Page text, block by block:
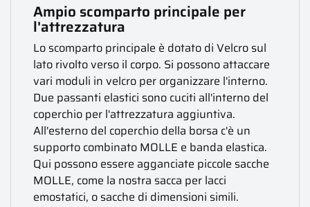
Ampio scomparto principale per
l'attrezzatura
Lo scomparto principale è dotato di Velcro sul
lato rivolto verso il corpo. Si possono attaccare
vari moduli in velcro per organizzare l'interno.
Due passanti elastici sono cuciti all'interno del
coperchio per l'attrezzatura aggiuntiva.
All'esterno del coperchio della borsa c'è un
supporto combinato MOLLE e banda elastica.
Qui possono essere agganciate piccole sacche
MOLLE, come la nostra sacca per lacci
emostatici, o sacche di dimensioni simili.